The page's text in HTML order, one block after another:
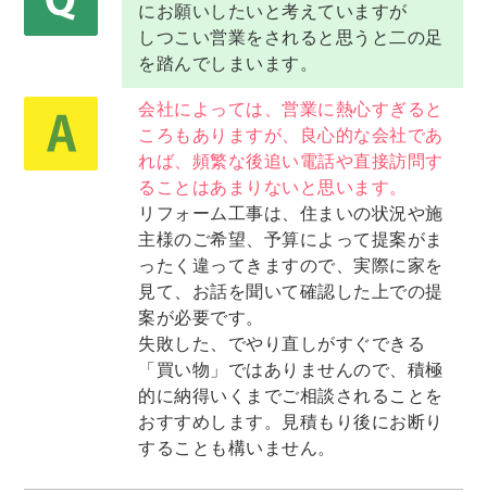
にお願いしたいと考えていますが
しつこい営業をされると思うと二の足
を踏んでしまいます。
会社によっては、営業に熱心すぎると
ころもありますが、良心的な会社であ
れば、頻繁な後追い電話や直接訪問す
ることはあまりないと思います。
リフォーム工事は、住まいの状況や施
主様のご希望、予算によって提案がま
ったく違ってきますので、実際に家を
見て、お話を聞いて確認した上での提
案が必要です。
失敗した、でやり直しがすぐできる
「買い物」ではありませんので、積極
的に納得いくまでご相談されることを
おすすめします。見積もり後にお断り
することも構いません。